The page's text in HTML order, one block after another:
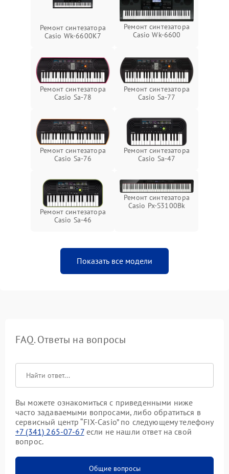
Ремонт синтезатора
Casio Wk-6600K7
Ремонт синтезатора
Casio Wk-6600
Ремонт синтезатора
Casio Sa-78
Ремонт синтезатора
Casio Sa-77
Ремонт синтезатора
Casio Sa-76
Ремонт синтезатора
Casio Sa-47
Ремонт синтезатора
Casio Sa-46
Ремонт синтезатора
Casio Px-S3100Bk
Показать все модели
FAQ. Ответы на вопросы
Вы можете ознакомиться с приведенными ниже
часто задаваемыми вопросами, либо обратиться в
сервисный центр “FIX-Casio” по следующему телефону
+7 (341) 265-07-67если не нашли ответ на свой
вопрос.
Общие вопросы